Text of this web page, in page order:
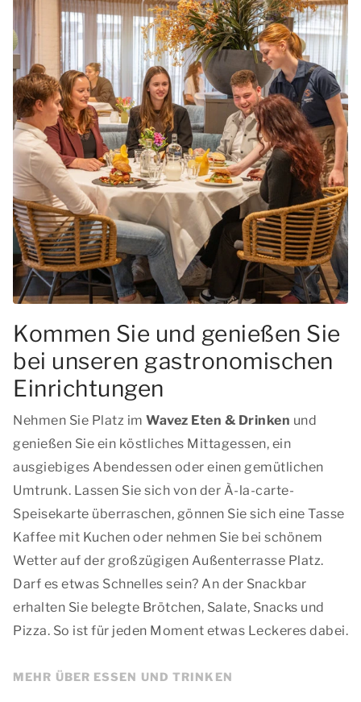
Kommen Sie und genießen Sie
bei unseren gastronomischen
Einrichtungen
Nehmen Sie Platz im Wavez Eten & Drinken und
genießen Sie ein köstliches Mittagessen, ein
ausgiebiges Abendessen oder einen gemütlichen
Umtrunk. Lassen Sie sich von der À-la-carte-
Speisekarte überraschen, gönnen Sie sich eine Tasse
Kaffee mit Kuchen oder nehmen Sie bei schönem
Wetter auf der großzügigen Außenterrasse Platz.
Darf es etwas Schnelles sein? An der Snackbar
erhalten Sie belegte Brötchen, Salate, Snacks und
Pizza. So ist für jeden Moment etwas Leckeres dabei.
MEHR ÜBER ESSEN UND TRINKEN